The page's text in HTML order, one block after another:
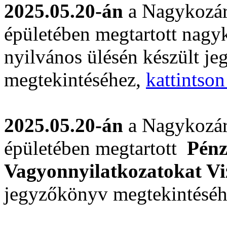
2025.05.20-án a
épületében megtartott
nyilvános ülésén készült
megtekintéséhez,
2025.05.20-án a
épületében megtartott
Vagyonnyilatkozatokat
jegyzőkönyv